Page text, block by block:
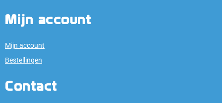
Mijn account
Mijn account
Bestellingen
Contact